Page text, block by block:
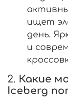
ищет
день.
и
2. Какие
Iceberg